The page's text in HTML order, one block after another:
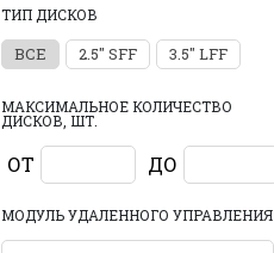
ТИП ДИСКОВ
ВСЕ 2.5" SFF 3.5" LFF
МАКСИМАЛЬНОЕ КОЛИЧЕСТВО
ДИСКОВ, ШТ.
ОТ ДО
МОДУЛЬ УДАЛЕННОГО УПРАВЛЕНИЯ